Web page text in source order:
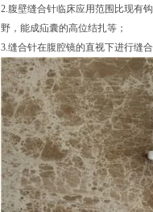
2.腹壁缝合针临床应用范围比现有
野，能成疝囊的高位结扎等；
3.缝合针在腹腔镜的直视下进行缝